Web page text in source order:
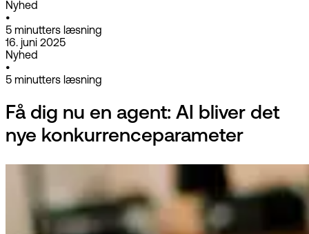
Nyhed
•
5 minutters læsning
16. juni 2025
Nyhed
•
5 minutters læsning
Få dig nu en agent: AI bliver det
nye konkurrenceparameter